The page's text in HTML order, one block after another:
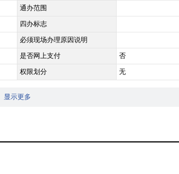
通办范围
四办标志
必须现场办理原因说明
是否网上支付 否
权限划分 无
显示更多